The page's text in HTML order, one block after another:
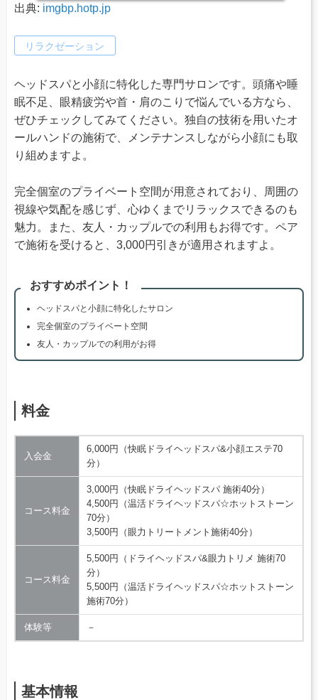
出典: imgbp.hotp.jp
リラクゼーション
ヘッドスパと小顔に特化した専門サロンです。頭痛や睡
眠不足、眼精疲労や首・肩のこりで悩んでいる方なら、
ぜひチェックしてみてください。独自の技術を用いたオ
ールハンドの施術で、メンテナンスしながら小顔にも取
り組めますよ。
完全個室のプライベート空間が用意されており、周囲の
視線や気配を感じず、心ゆくまでリラックスできるのも
魅力。また、友人・カップルでの利用もお得です。ペア
で施術を受けると、3,000円引きが適用されますよ。
おすすめポイント！
ヘッドスパと小顔に特化したサロン
完全個室のプライベート空間
友人・カップルでの利用がお得
料金
入会金
6,000円（快眠ドライヘッドスパ&小顔エステ70
分）
コース料金
3,000円（快眠ドライヘッドスパ 施術40分）
4,500円（温活ドライヘッドスパ☆ホットストーン
70分）
3,500円（眼力トリートメント施術40分）
コース料金
5,500円（ドライヘッドスパ&眼力トリメ 施術70
分）
5,500円（温活ドライヘッドスパ☆ホットストーン
施術70分）
体験等 －
基本情報